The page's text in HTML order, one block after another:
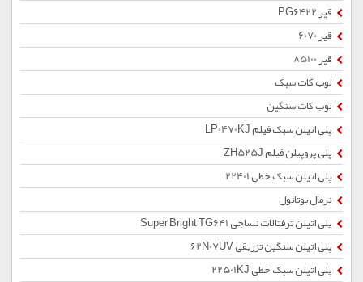
قیر PG6422
قیر 6070
قیر 85100
لوب کات سبک
لوب کات سنگین
پلی اتیلن سبک فیلم LP0470KJ
پلی پروپیلن فیلم ZH525J
پلی اتیلن سبک خطی 22401
نرمال بوتانول
پلی اتیلن ترفتالات نساجی Super Bright TG641
پلی اتیلن سنگین تزریقی 62N07UV
پلی اتیلن سبک خطی 22501KJ